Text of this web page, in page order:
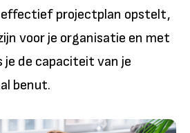
effectief projectplan opstelt,
voor je organisatie en met
je de capaciteit van je
benut.